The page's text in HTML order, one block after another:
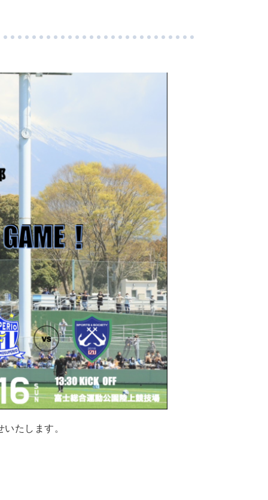
たします。